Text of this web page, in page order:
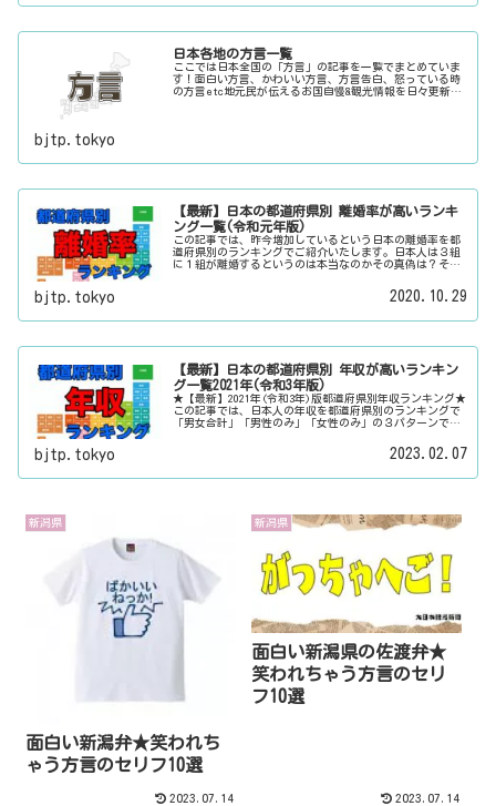
日本各地の方言一覧
ここでは日本全国の「方言」の記事を一覧でまとめていま
す！面白い方言、かわいい方言、方言告白、怒っている時
の方言etc地元民が伝えるお国自慢&観光情報を日々更新
bjtp.tokyo
【最新】日本の都道府県別 離婚率が高いランキ
ング一覧(令和元年版)
この記事では、昨今増加しているという日本の離婚率を都
道府県別のランキングでご紹介いたします。日本人は３組
に１組が離婚するというのは本当なのかその真偽は？その
スポット・デートスポット・パワースポット・心霊スポッ
トなどの各都道府県の観光情報・ローカル情報を配信して
bjtp.tokyo 2020.10.29
【最新】日本の都道府県別 年収が高いランキン
グ一覧2021年(令和3年版)
★【最新】2021年(令和3年)版都道府県別年収ランキング★
この記事では、日本人の年収を都道府県別のランキングで
「男女合計」「男性のみ」「女性のみ」の３パターンでご
齢と平均の勤続年数についても表示しています。
bjtp.tokyo 2023.02.07
新潟県
面白い新潟弁★笑われち
ゃう方言のセリフ10選
2023.07.14
新潟県
面白い新潟県の佐渡弁★
笑われちゃう方言のセリ
フ10選
2023.07.14